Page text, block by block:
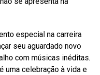
especial na carreira
seu aguardado novo
com músicas inéditas.
uma celebração à vida e